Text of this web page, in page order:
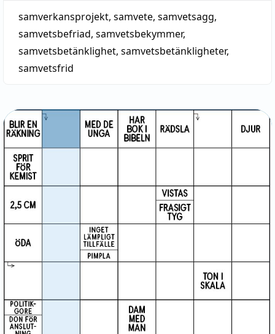
samverkansprojekt, samvete, samvetsagg,
samvetsbefriad, samvetsbekymmer,
samvetsbetänklighet, samvetsbetänkligheter,
samvetsfrid